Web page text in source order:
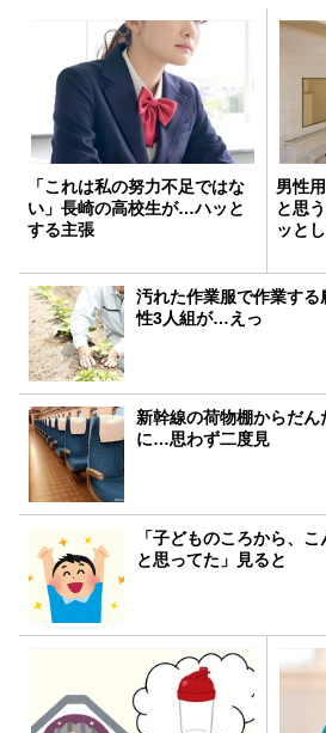
「これは私の努力不足ではな
い」長崎の高校生が…ハッと
する主張
男性
と思
ッと
汚れた作業服で作業す
性3人組が…えっ
新幹線の荷物棚からだ
に…思わず二度見
「子どものころから、
と思ってた」見ると